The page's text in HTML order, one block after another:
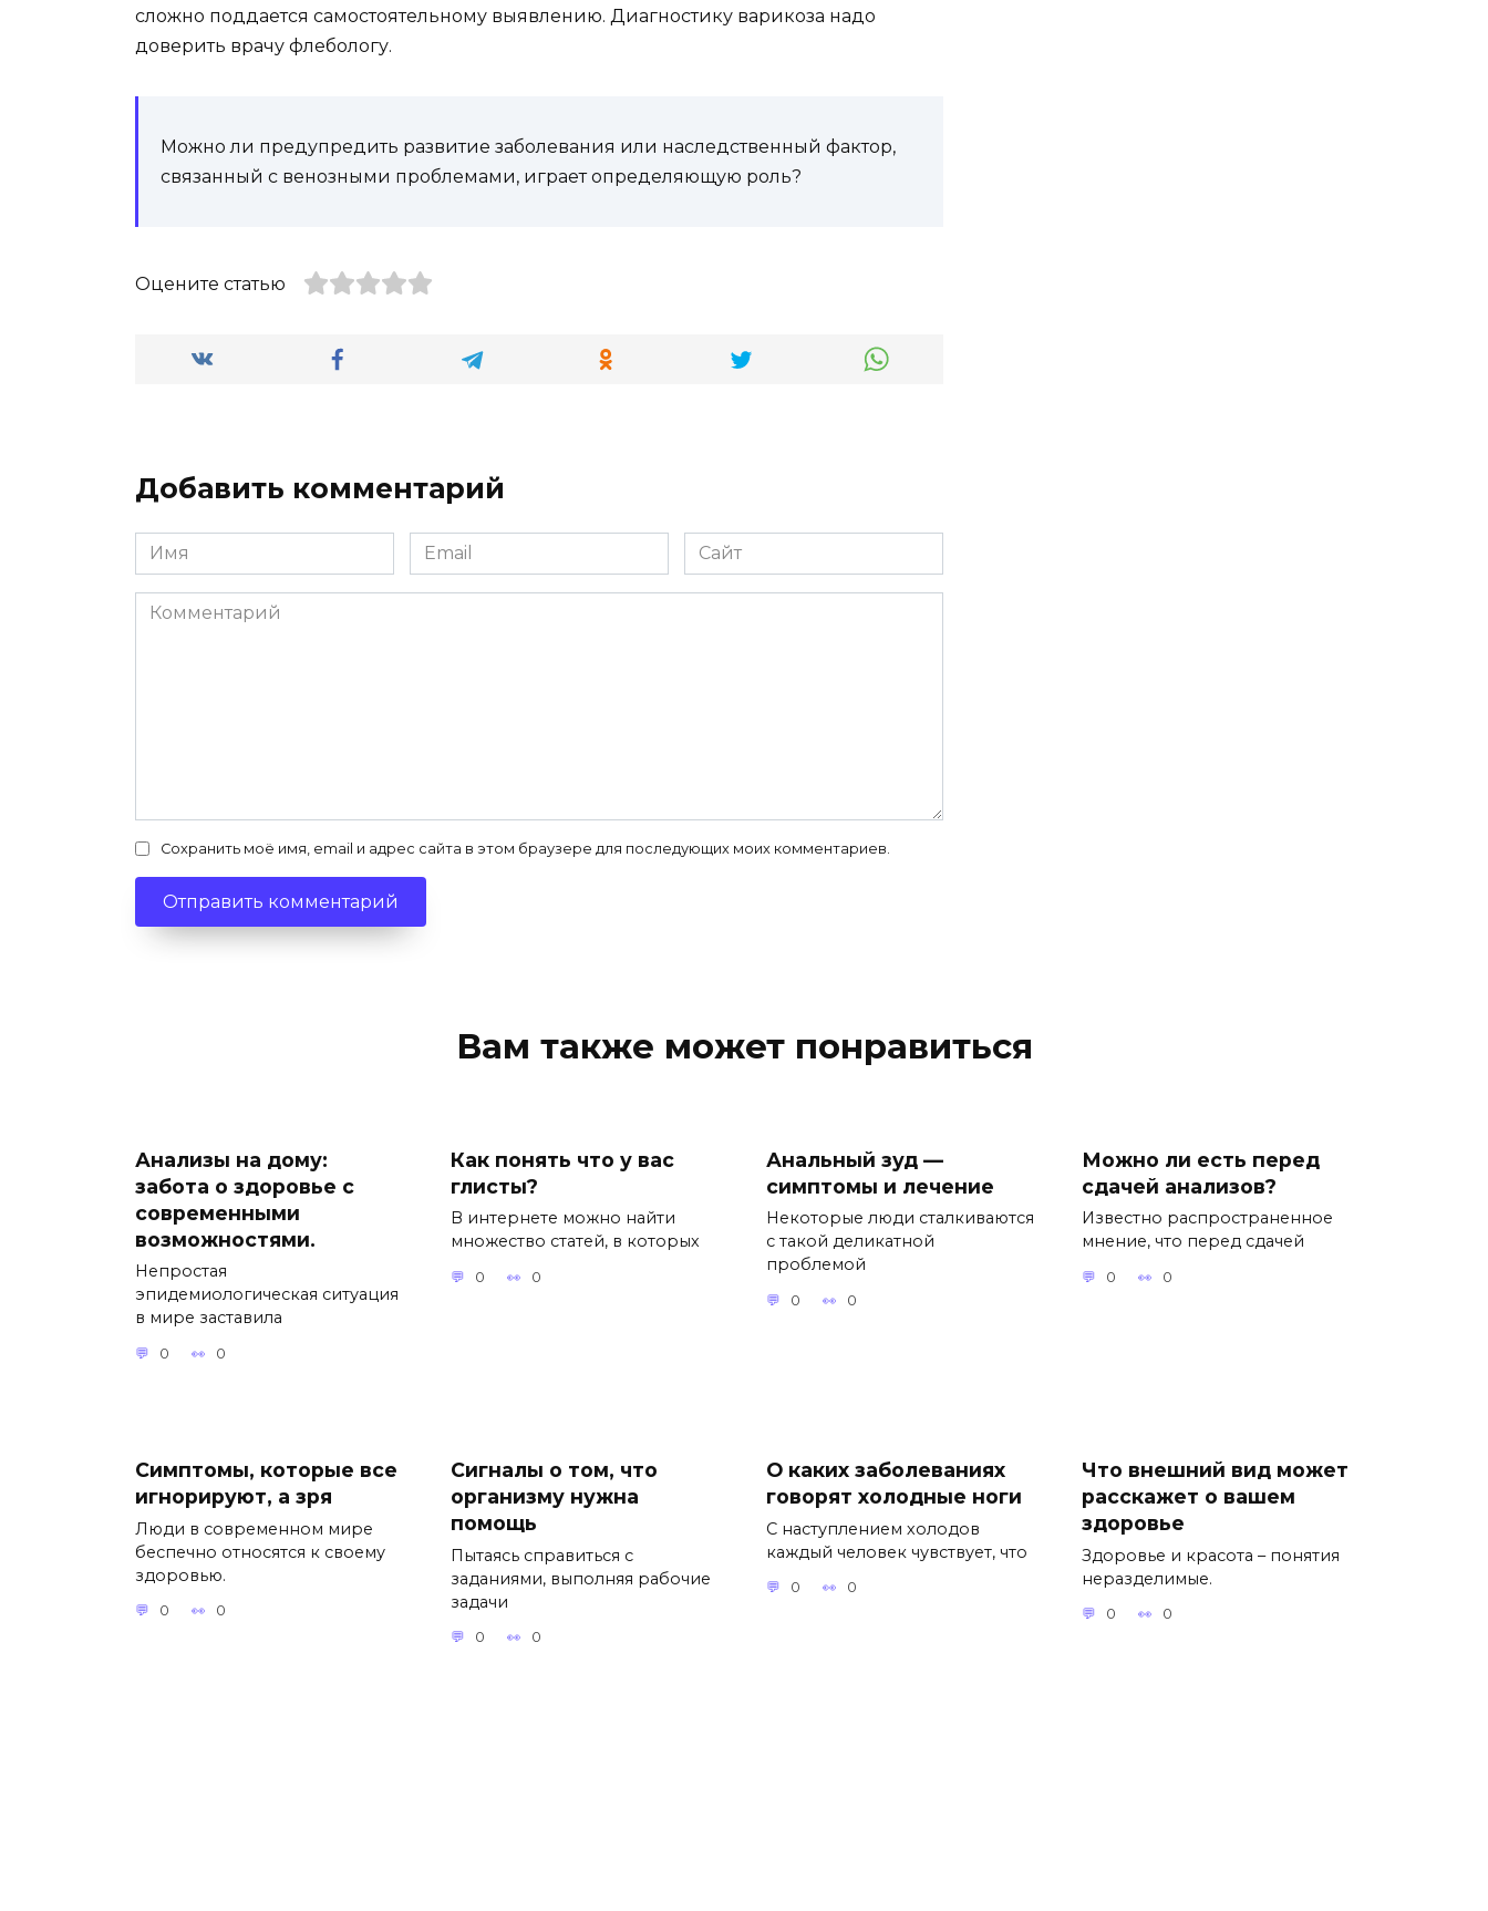
сложно поддается самостоятельному выявлению. Диагностику варикоза надо
доверить врачу флебологу.
Можно ли предупредить развитие заболевания или наследственный фактор,
связанный с венозными проблемами, играет определяющую роль?
Оцените статью
Добавить комментарий
Имя
*
Email
*
Сайт
Комментарий
Сохранить моё имя, email и адрес сайта в этом браузере для последующих моих комментариев.
Вам также может понравиться
Анализы на дому:
забота о здоровье с
современными
возможностями.
Непростая
эпидемиологическая ситуация
в мире заставила
0 0
Как понять что у вас
глисты?
В интернете можно найти
множество статей, в которых
0 0
Анальный зуд —
симптомы и лечение
Некоторые люди сталкиваются
с такой деликатной
проблемой
0 0
Можно ли есть перед
сдачей анализов?
Известно распространенное
мнение, что перед сдачей
0 0
Симптомы, которые все
игнорируют, а зря
Люди в современном мире
беспечно относятся к своему
здоровью.
0 0
Сигналы о том, что
организму нужна
помощь
Пытаясь справиться с
заданиями, выполняя рабочие
задачи
0 0
О каких заболеваниях
говорят холодные ноги
С наступлением холодов
каждый человек чувствует, что
0 0
Что внешний вид может
расскажет о вашем
здоровье
Здоровье и красота – понятия
неразделимые.
0 0